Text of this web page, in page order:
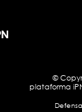
©
plataforma